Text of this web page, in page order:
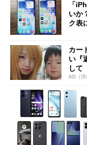
「
いか
ク表
カー
い『
して
AD（渋